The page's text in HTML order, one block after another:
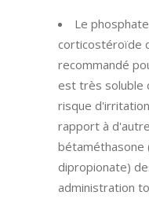
Le
corticostéroïde
recommandé
est très soluble
risque
rapport à
bétaméthasone
dipropionate)
administration